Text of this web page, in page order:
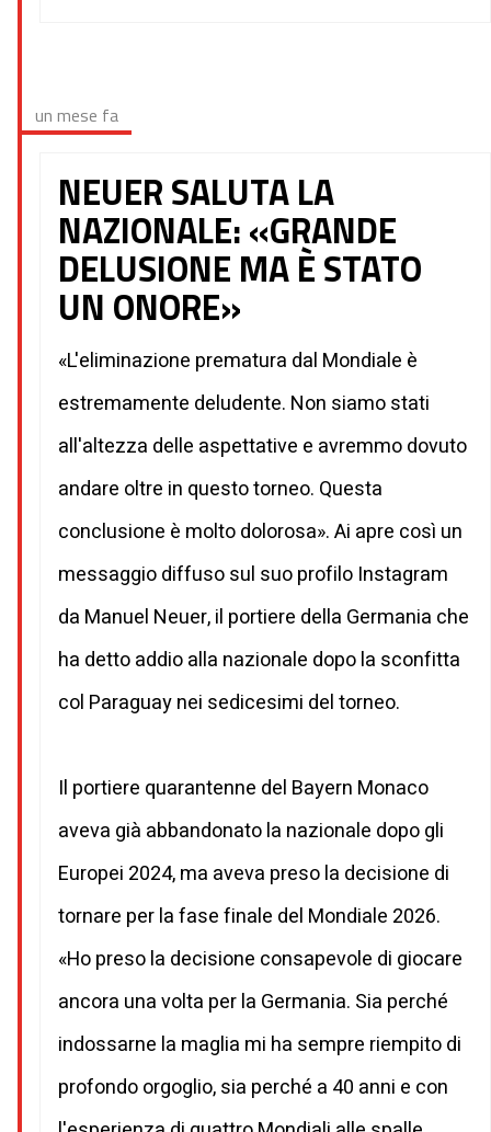
un mese fa
NEUER SALUTA LA
NAZIONALE: «GRANDE
DELUSIONE MA È STATO
UN ONORE»
«L'eliminazione prematura dal Mondiale è
estremamente deludente. Non siamo stati
all'altezza delle aspettative e avremmo dovuto
andare oltre in questo torneo. Questa
conclusione è molto dolorosa». Ai apre così un
messaggio diffuso sul suo profilo Instagram
da Manuel Neuer, il portiere della Germania che
ha detto addio alla nazionale dopo la sconfitta
col Paraguay nei sedicesimi del torneo.
Il portiere quarantenne del Bayern Monaco
aveva già abbandonato la nazionale dopo gli
Europei 2024, ma aveva preso la decisione di
tornare per la fase finale del Mondiale 2026.
«Ho preso la decisione consapevole di giocare
ancora una volta per la Germania. Sia perché
indossarne la maglia mi ha sempre riempito di
profondo orgoglio, sia perché a 40 anni e con